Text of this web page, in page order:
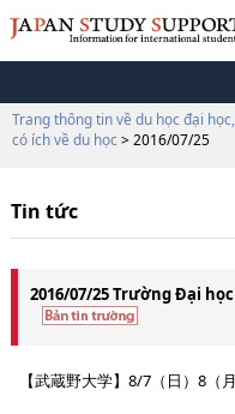
Trang thông tin về du học đại
có ích về du học > 2016/07/25
Tin tức
2016/07/25 Trường Đại
【武蔵野大学】8/7（日）8